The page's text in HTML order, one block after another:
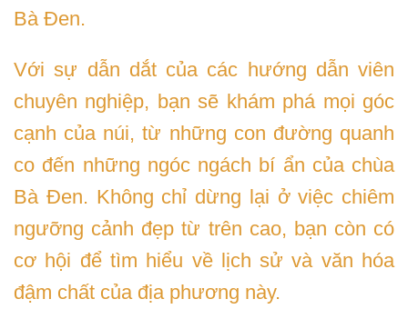
Bà Đen.
Với sự dẫn dắt của các hướng dẫn viên
chuyên nghiệp, bạn sẽ khám phá mọi góc
cạnh của núi, từ những con đường quanh
co đến những ngóc ngách bí ẩn của chùa
Bà Đen. Không chỉ dừng lại ở việc chiêm
ngưỡng cảnh đẹp từ trên cao, bạn còn có
cơ hội để tìm hiểu về lịch sử và văn hóa
đậm chất của địa phương này.